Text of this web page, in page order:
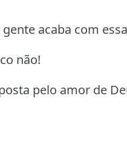
acaba com
não!
pelo amor de